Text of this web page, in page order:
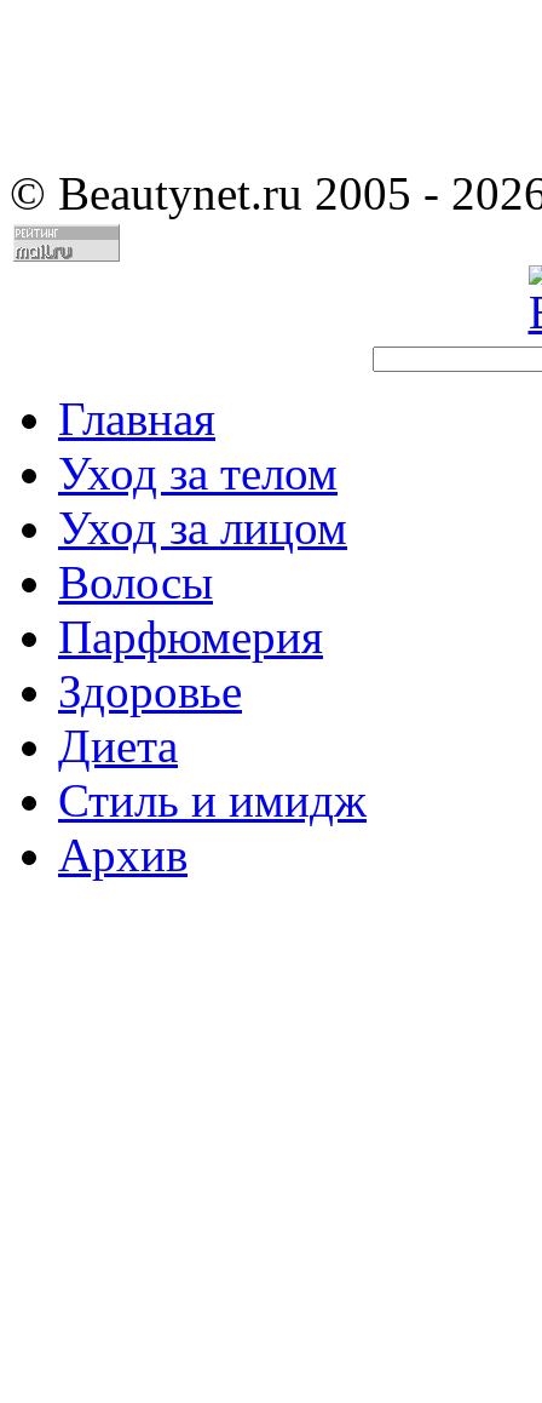
© Beautynet.ru 2005 -
Главная
Уход за телом
Уход за лицом
Волосы
Парфюмерия
Здоровье
Диета
Стиль и имидж
Архив